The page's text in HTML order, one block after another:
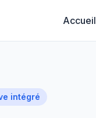
Accueil
intégré